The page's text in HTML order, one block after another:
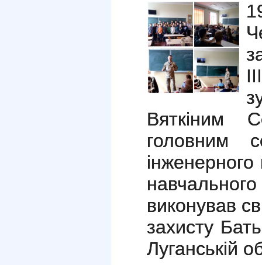
Вяткіним
головним
інженерного
виконував
захисту
Луганській